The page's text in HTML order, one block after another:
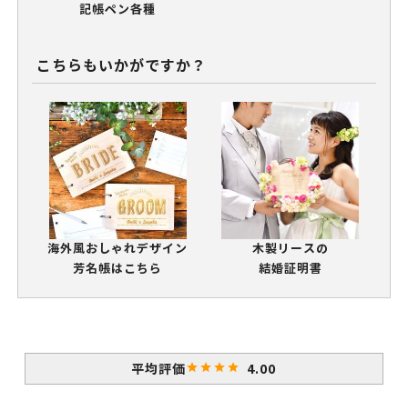
記帳ペン各種
こちらもいかがですか？
海外風おしゃれデザイン
芳名帳はこちら
木製リースの
結婚証明書
4.00